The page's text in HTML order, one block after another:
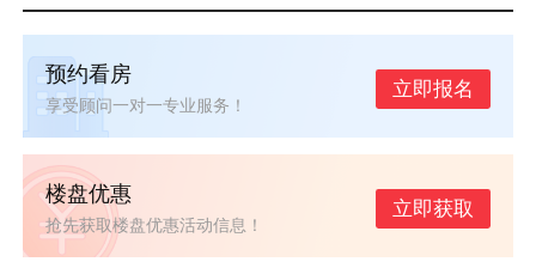
预约看房
享受顾问一对一专业服务！
立即报名
楼盘优惠
抢先获取楼盘优惠活动信息！
立即获取